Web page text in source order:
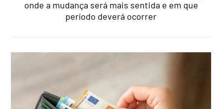
onde a mudança será mais sentida e em que
período deverá ocorrer